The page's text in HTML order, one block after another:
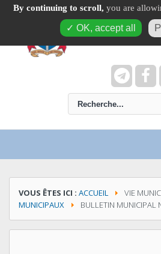
VOUS ÊTES ICI : ACCUEIL VIE
MUNICIPAUX
BULLETIN MUNICIPAL
By continuing to scroll, you are
✓ OK, accept all